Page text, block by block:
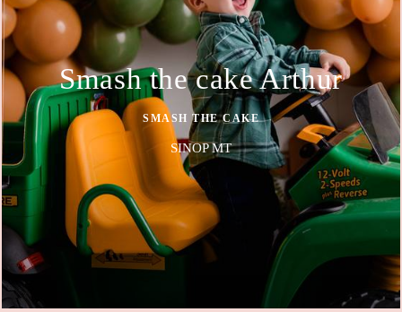
Smash the cake Arthur
SMASH THE CAKE
SINOP MT